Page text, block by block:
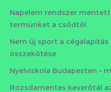
Napelem rendszer
termünket a csődtől.
Nem új sport a
összekötése
Nyelviskola Budapesten –
Rozsdamentes keverőtál